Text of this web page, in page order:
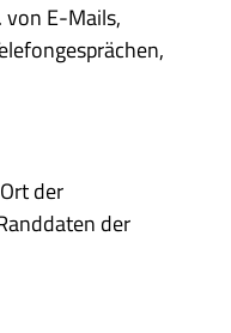
von E-Mails,
der
der